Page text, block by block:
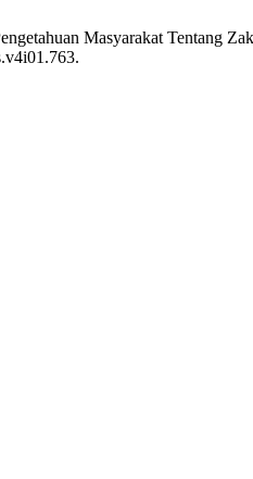
Masyarakat Tentang